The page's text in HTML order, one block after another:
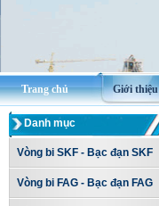
Trang chủ Giới thiệu
Danh mục
Vòng bi SKF - Bạc đạn SKF
Vòng bi FAG - Bạc đạn FAG